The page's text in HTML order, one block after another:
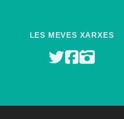
LES MEVES XARXES